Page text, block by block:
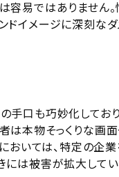
容易ではありませ
ドイメージに深刻なダ
手口も巧妙化してお
は本物そっくりな画
においては、特定の
には被害が拡大して